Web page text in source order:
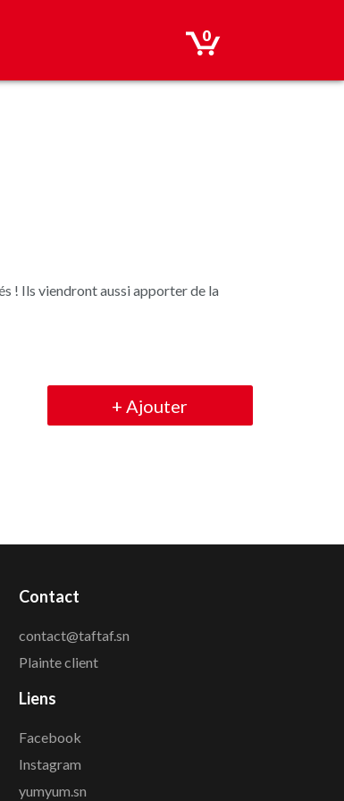
0
! Ils viendront aussi apporter de la
+ Ajouter
Contact
contact@taftaf.sn
Plainte client
Liens
Facebook
Instagram
yumyum.sn